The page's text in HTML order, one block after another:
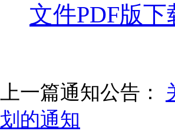
文件PDF版下
上一篇通知公告：
划的通知